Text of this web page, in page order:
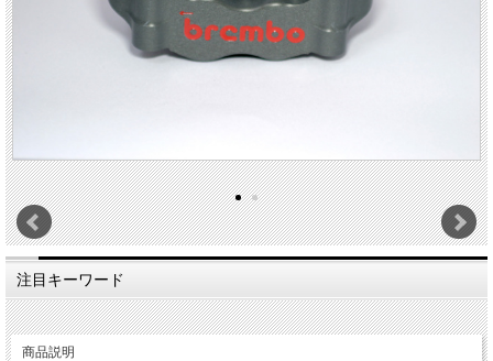
注目キーワード
商品説明